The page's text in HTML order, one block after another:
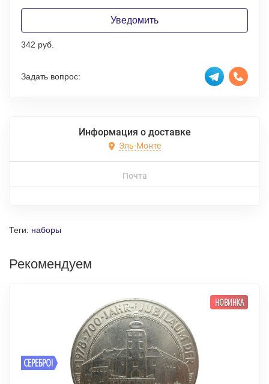
Уведомить
342 руб.
Задать вопрос:
Информация о доставке
Эль-Монте
Почта
Теги: наборы
Рекомендуем
СЕРЕБРО!
НОВИНКА